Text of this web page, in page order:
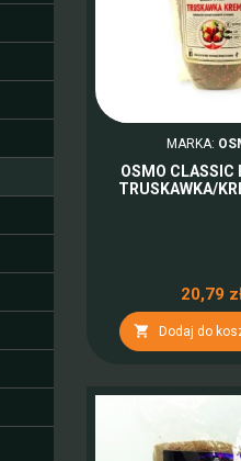
MARKA:
OSMO CLASSIC
TRUSKAWKA/
20,79
 Dodaj do